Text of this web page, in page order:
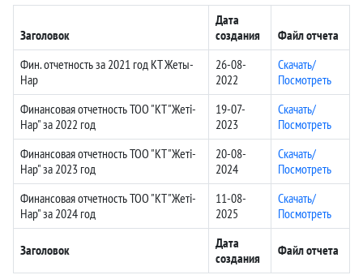
Заголовок
Дата
создания
Файл отчета
Фин. отчетность за 2021 год КТ Жеты-
Нар
26-08-
2022
Скачать/
Посмотреть
Финансовая отчетность ТОО "КТ "Жеті-
Нар" за 2022 год
19-07-
2023
Скачать/
Посмотреть
Финансовая отчетность ТОО "КТ "Жеті-
Нар" за 2023 год
20-08-
2024
Скачать/
Посмотреть
Финансовая отчетность ТОО "КТ "Жеті-
Нар" за 2024 год
11-08-
2025
Скачать/
Посмотреть
Заголовок
Дата
создания
Файл отчета